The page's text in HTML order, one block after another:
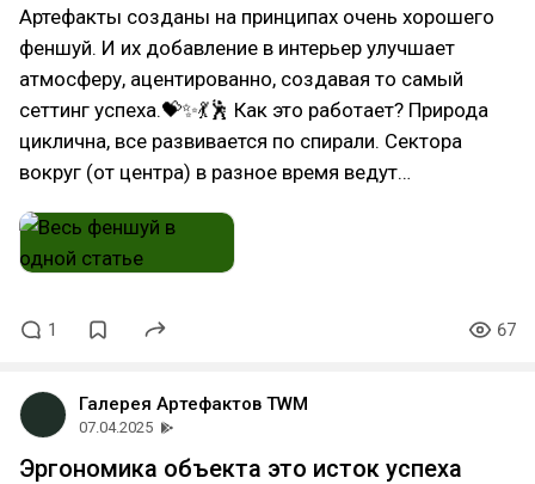
Артефакты созданы на принципах очень хорошего
феншуй. И их добавление в интерьер улучшает
атмосферу, ацентированно, создавая то самый
сеттинг успеха.💝✨💃🕺 Как это работает? Природа
циклична, все развивается по спирали. Сектора
вокруг (от центра) в разное время ведут…
1 67
Галерея Артефактов TWM
07.04.2025
Эргономика объекта это исток успеха